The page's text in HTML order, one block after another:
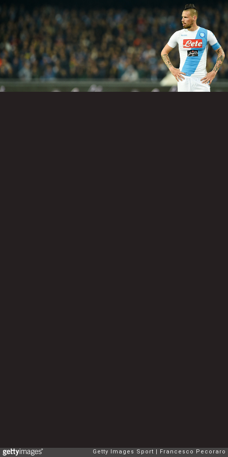
Getty Images Sport Francesco Pecoraro